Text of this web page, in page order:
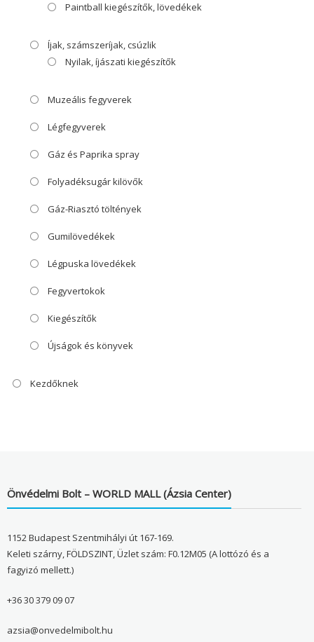
Paintball kiegészítők, lövedékek
Íjak, számszeríjak, csúzlik
Nyilak, íjászati kiegészítők
Muzeális fegyverek
Légfegyverek
Gáz és Paprika spray
Folyadéksugár kilövők
Gáz-Riasztó töltények
Gumilövedékek
Légpuska lövedékek
Fegyvertokok
Kiegészítők
Újságok és könyvek
Kezdőknek
Önvédelmi Bolt – WORLD MALL (Ázsia Center)
1152 Budapest Szentmihályi út 167-169.
Keleti szárny, FÖLDSZINT, Üzlet szám: F0.12M05 (A lottózó és a
fagyizó mellett.)
+36 30 379 09 07
azsia@onvedelmibolt.hu